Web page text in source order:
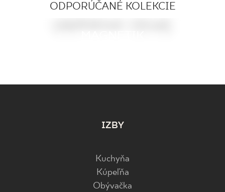
ODPORÚČANÉ KOLEKCIE
IZBY
Kuchyňa
Kúpeľňa
Obývačka